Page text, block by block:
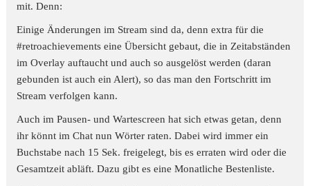
mit. Denn:
Einige Änderungen im Stream sind da, denn extra für die
#retroachievements eine Übersicht gebaut, die in Zeitabständen
im Overlay auftaucht und auch so ausgelöst werden (daran
gebunden ist auch ein Alert), so das man den Fortschritt im
Stream verfolgen kann.
Auch im Pausen- und Wartescreen hat sich etwas getan, denn
ihr könnt im Chat nun Wörter raten. Dabei wird immer ein
Buchstabe nach 15 Sek. freigelegt, bis es erraten wird oder die
Gesamtzeit abläft. Dazu gibt es eine Monatliche Bestenliste.